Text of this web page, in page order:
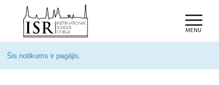
Šis notikums ir pagājis.